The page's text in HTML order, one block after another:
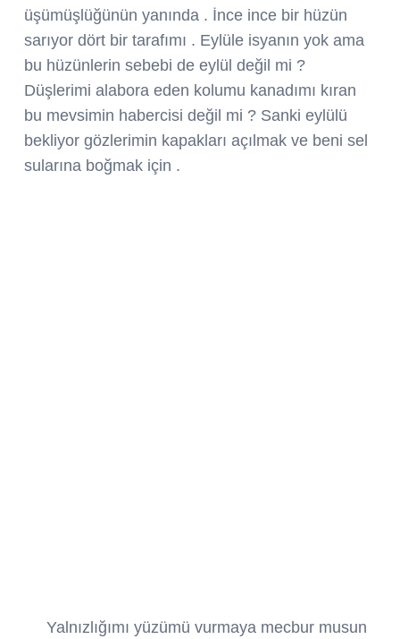
üşümüşlüğünün yanında . İnce ince bir hüzün
sarıyor dört bir tarafımı . Eylüle isyanın yok ama
bu hüzünlerin sebebi de eylül değil mi ?
Düşlerimi alabora eden kolumu kanadımı kıran
bu mevsimin habercisi değil mi ? Sanki eylülü
bekliyor gözlerimin kapakları açılmak ve beni sel
sularına boğmak için .
Yalnızlığımı yüzümü vurmaya mecbur musun